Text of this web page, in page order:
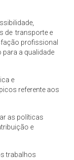
de transporte e
profissional
a qualidade
e
referente aos
as políticas
e
trabalhos